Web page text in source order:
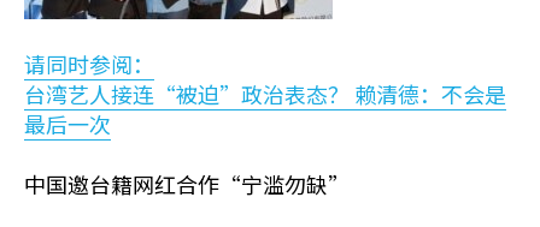
请同时参阅：
台湾艺人接连“被迫”政治表态？ 赖清德：不会是
最后一次
中国邀台籍网红合作“宁滥勿缺”